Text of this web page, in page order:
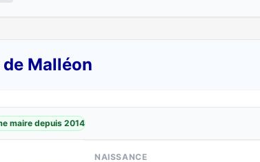
Malléon
maire depuis 2014
NAISSANCE